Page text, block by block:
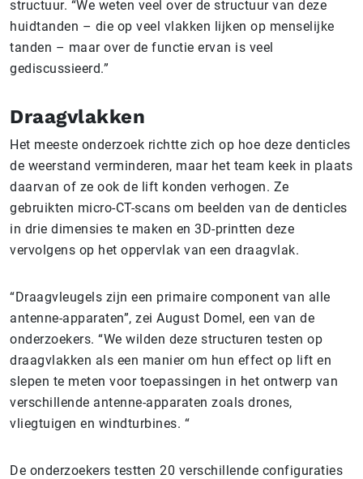
structuur. “We weten veel over de structuur van deze
huidtanden – die op veel vlakken lijken op menselijke
tanden – maar over de functie ervan is veel
gediscussieerd.”
Draagvlakken
Het meeste onderzoek richtte zich op hoe deze denticles
de weerstand verminderen, maar het team keek in plaats
daarvan of ze ook de lift konden verhogen. Ze
gebruikten micro-CT-scans om beelden van de denticles
in drie dimensies te maken en 3D-printten deze
vervolgens op het oppervlak van een draagvlak.
“Draagvleugels zijn een primaire component van alle
antenne-apparaten”, zei August Domel, een van de
onderzoekers. “We wilden deze structuren testen op
draagvlakken als een manier om hun effect op lift en
slepen te meten voor toepassingen in het ontwerp van
verschillende antenne-apparaten zoals drones,
vliegtuigen en windturbines. “
De onderzoekers testten 20 verschillende configuraties